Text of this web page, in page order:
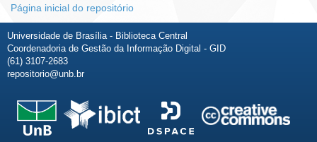
Página inicial do repositório
Universidade de Brasília - Biblioteca Central
Coordenadoria de Gestão da Informação Digital - GID
(61) 3107-2683
repositorio@unb.br